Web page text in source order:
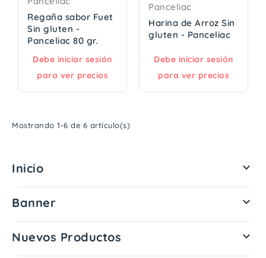
Regaña sabor Fuet
Sin gluten -
Panceliac 80 gr.
Debe iniciar sesión
para ver precios
Panceliac
Harina de Arroz Sin
gluten - Panceliac
Debe iniciar sesión
para ver precios
Mostrando 1-6 de 6 artículo(s)
Inicio 
Banner 
Nuevos Productos 